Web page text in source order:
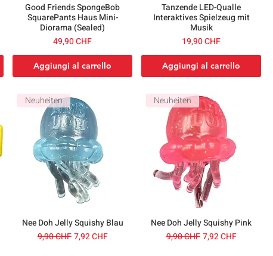
Good Friends SpongeBob
SquarePants Haus Mini-
Diorama (Sealed)
Prezzo
49,90 CHF
Aggiungi al carrello
Tanzende LED-Qualle
Interaktives Spielzeug mit
Musik
Prezzo
19,90 CHF
Aggiungi al carrello
Neuheiten
Nee Doh Jelly Squishy Blau
Prezzo regolare
9,90 CHF Prezzo scontato
7,92 CHF
Neuheiten
Nee Doh Jelly Squishy Pink
Prezzo regolare
9,90 CHF Prezzo scontato
7,92 CHF